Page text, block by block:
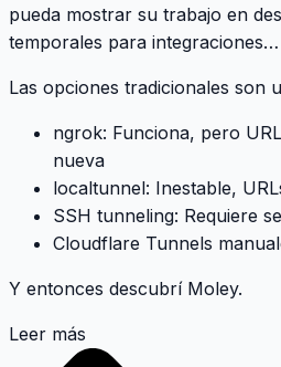
pueda mostrar su trabajo en
temporales para
Las opciones tradicionales son
ngrok: Funciona, pero
nueva
localtunnel: Inestable,
SSH tunneling: Requiere
Cloudflare Tunnels
Y entonces descubrí Moley.
Leer más